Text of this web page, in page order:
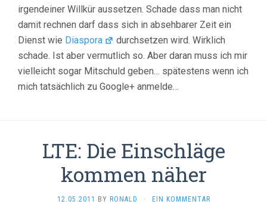
irgendeiner Willkür aussetzen. Schade dass man nicht
damit rechnen darf dass sich in absehbarer Zeit ein
Dienst wie Diaspora
durchsetzen wird. Wirklich
schade. Ist aber vermutlich so. Aber daran muss ich mir
vielleicht sogar Mitschuld geben… spätestens wenn ich
mich tatsächlich zu Google+ anmelde…
LTE: Die Einschläge
kommen näher
12.05.2011 BY RONALD · EIN KOMMENTAR